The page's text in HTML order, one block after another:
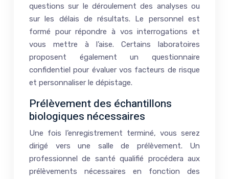
questions sur le déroulement des analyses ou
sur les délais de résultats. Le personnel est
formé pour répondre à vos interrogations et
vous mettre à l’aise. Certains laboratoires
proposent également un questionnaire
confidentiel pour évaluer vos facteurs de risque
et personnaliser le dépistage.
Prélèvement des échantillons
biologiques nécessaires
Une fois l’enregistrement terminé, vous serez
dirigé vers une salle de prélèvement. Un
professionnel de santé qualifié procédera aux
prélèvements nécessaires en fonction des